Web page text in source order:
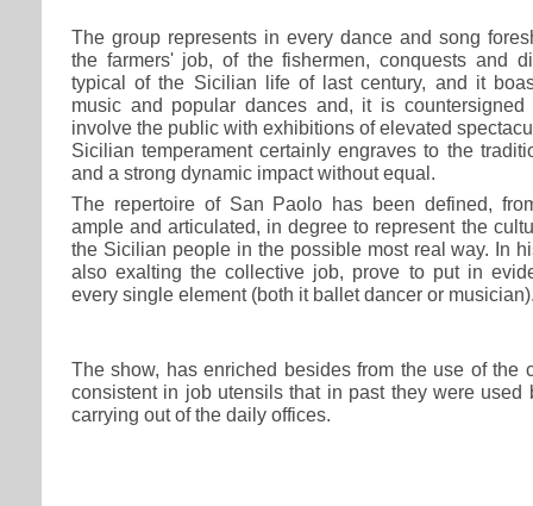
The group represents in every dance and song
the farmers' job, of the fishermen, conquests and
typical of the Sicilian life of last century, and it
music and popular dances and, it is
involve the public with exhibitions of elevated
Sicilian temperament certainly engraves to the
and a strong dynamic impact without equal.
The repertoire of San Paolo has been defined,
ample and articulated, in degree to represent the
the Sicilian people in the possible most real way. In
also exalting the collective job, prove to put in
every single element (both it ballet dancer or
The show, has enriched besides from the use of the
consistent in job utensils that in past they were used
carrying out of the daily offices.